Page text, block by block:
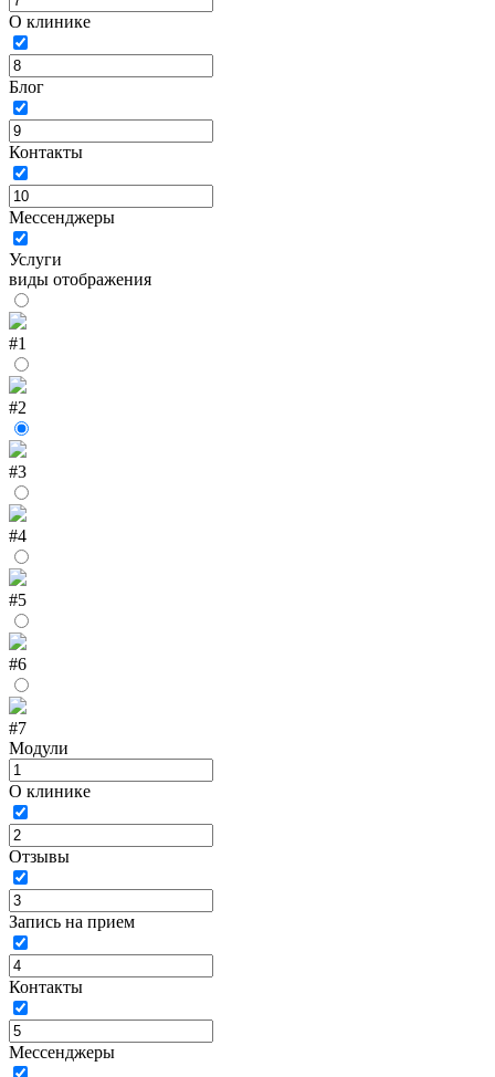
О клинике
Блог
Контакты
Мессенджеры
Услуги
виды отображения
#1
#2
#3
#4
#5
#6
#7
Модули
О клинике
Отзывы
Запись на прием
Контакты
Мессенджеры